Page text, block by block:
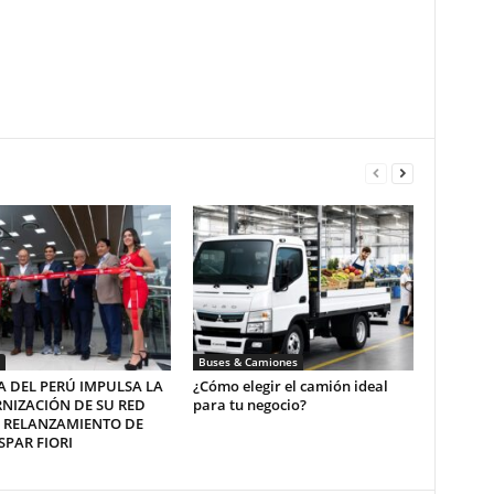
DEL PERÚ IMPULSA LA
DE SU RED
RELANZAMIENTO DE
FIORI
Buses & Camiones
¿Cómo elegir el camión ideal
para tu negocio?